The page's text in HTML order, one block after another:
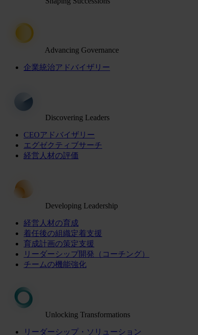
Advancing Governance
企業統治アドバイザリー
Discovering Leaders
CEOアドバイザリー
エグゼクティブサーチ
経営人材の評価
Developing Leadership
経営人材の育成
着任後の組織定着支援
育成計画の策定支援
リーダーシップ開発（コーチング）
チームの機能強化
Unlocking Transformations
リーダーシップ・ソリューション